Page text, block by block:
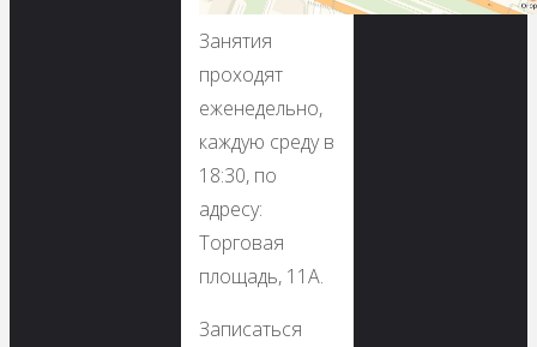
Занятия
проходят
еженедельно,
каждую среду в
18:30, по
адресу:
Торговая
площадь, 11А.
Записаться